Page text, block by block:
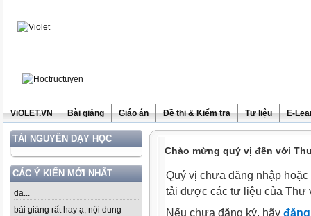
ViOLET.VN Bài giảng Giáo án Đề thi & Kiểm tra Tư liệu E-
TÀI NGUYÊN DẠY HỌC
CÁC Ý KIẾN MỚI NHẤT
dạ...
bài giảng rất hay ạ, nội dung
Chào mừng quý vị đến với
Quý vị chưa đăng nhập
tải được các tư liệu của Thư
Nếu chưa đăng ký, hãy